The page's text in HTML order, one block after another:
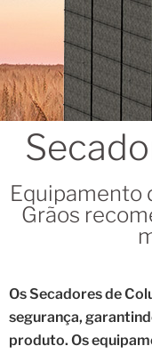
Equipamento
Grãos
Os Secadores de
segurança,
produto. Os